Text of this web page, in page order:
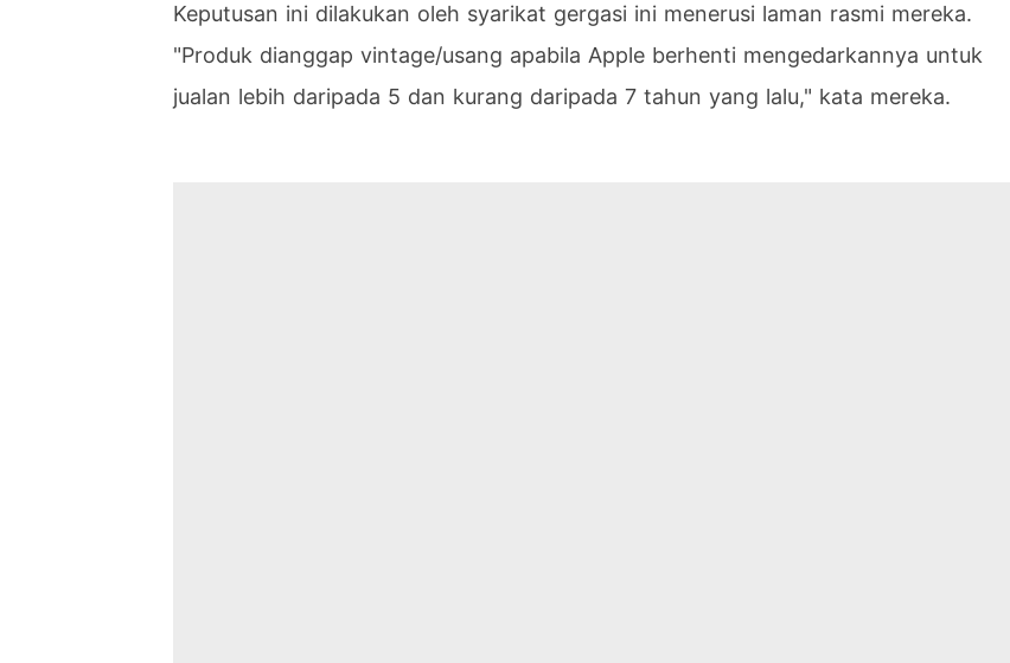
Keputusan ini dilakukan oleh syarikat gergasi ini menerusi laman rasmi mereka.
"Produk dianggap vintage/usang apabila Apple berhenti mengedarkannya untuk
jualan lebih daripada 5 dan kurang daripada 7 tahun yang lalu," kata mereka.